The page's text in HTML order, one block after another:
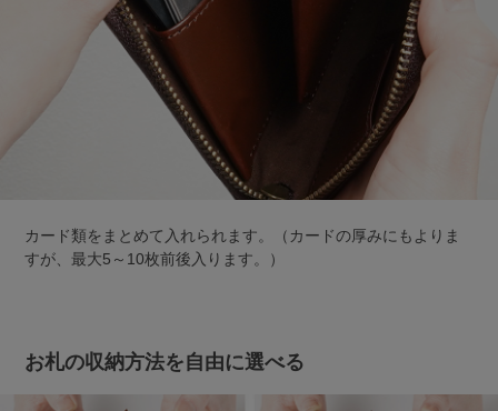
カード類をまとめて入れられます。（カードの厚みにもよりま
すが、最大5～10枚前後入ります。）
お札の収納方法を自由に選べる